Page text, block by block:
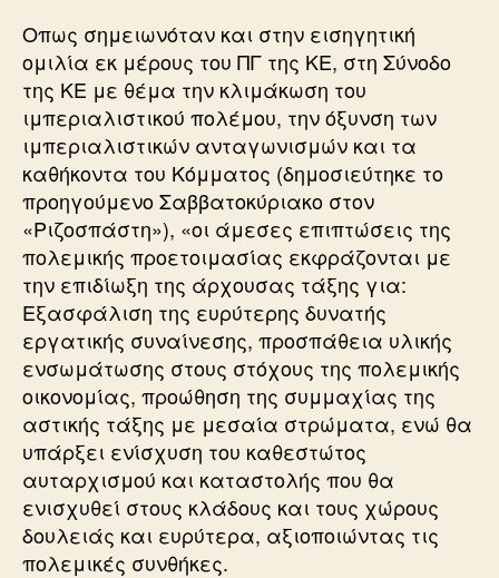
Οπως σημειωνόταν και στην εισηγητική
ομιλία εκ μέρους του ΠΓ της ΚΕ, στη Σύνοδο
της ΚΕ με θέμα την κλιμάκωση του
ιμπεριαλιστικού πολέμου, την όξυνση των
ιμπεριαλιστικών ανταγωνισμών και τα
καθήκοντα του Κόμματος (δημοσιεύτηκε το
προηγούμενο Σαββατοκύριακο στον
«Ριζοσπάστη»), «οι άμεσες επιπτώσεις της
πολεμικής προετοιμασίας εκφράζονται με
την επιδίωξη της άρχουσας τάξης για:
Εξασφάλιση της ευρύτερης δυνατής
εργατικής συναίνεσης, προσπάθεια υλικής
ενσωμάτωσης στους στόχους της πολεμικής
οικονομίας, προώθηση της συμμαχίας της
αστικής τάξης με μεσαία στρώματα, ενώ θα
υπάρξει ενίσχυση του καθεστώτος
αυταρχισμού και καταστολής που θα
ενισχυθεί στους κλάδους και τους χώρους
δουλειάς και ευρύτερα, αξιοποιώντας τις
πολεμικές συνθήκες.